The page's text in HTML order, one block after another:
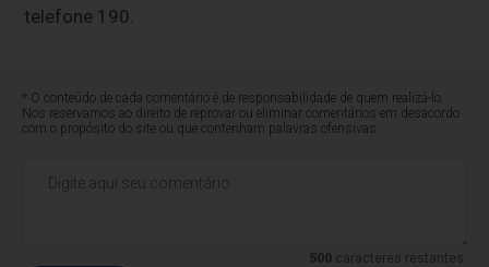
telefone 190.
* O conteúdo de cada comentário é de responsabilidade de quem realizá-lo.
Nos reservamos ao direito de reprovar ou eliminar comentários em desacordo
com o propósito do site ou que contenham palavras ofensivas.
500caracteres restantes.